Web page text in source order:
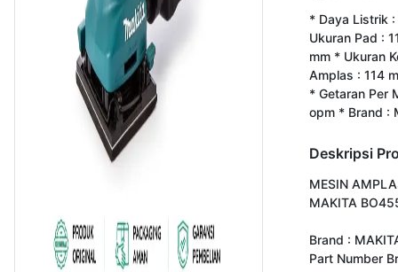
* Daya Listrik
Ukuran Pad :
mm * Ukuran
Amplas : 114
* Getaran Per
opm * Brand :
Deskripsi
MESIN
MAKITA
Brand :
Part Number